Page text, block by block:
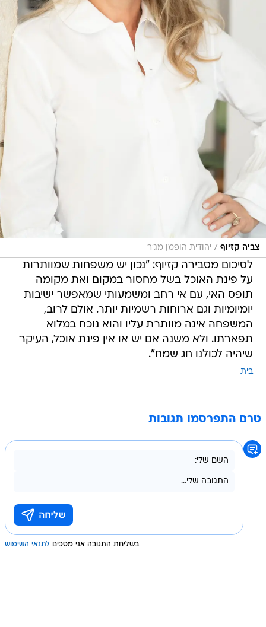
צביה קזיוף / יהודית הופמן מג'ר
לסיכום מסבירה קזיוף: "נכון יש משפחות שמוותרות
על פינת האוכל בשל מחסור במקום ואת מקומה
תופס האי, עם אי רחב ומשמעותי שמאפשר ישיבות
יומיומיות וגם ארוחות רשמיות יותר. אולם לרוב,
המשפחה אינה מוותרת עליו והוא נוכח במלוא
תפארתו. ולא משנה אם יש או אין פינת אוכל, העיקר
שיהיה לכולנו חג שמח".
בית
טרם התפרסמו תגובות
בשליחת התגובה אני מסכים לתנאי השימוש